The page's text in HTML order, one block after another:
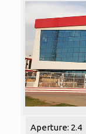
Aperture: 2.4